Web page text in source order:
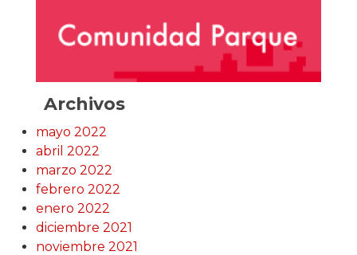
Archivos
mayo 2022
abril 2022
marzo 2022
febrero 2022
enero 2022
diciembre 2021
noviembre 2021